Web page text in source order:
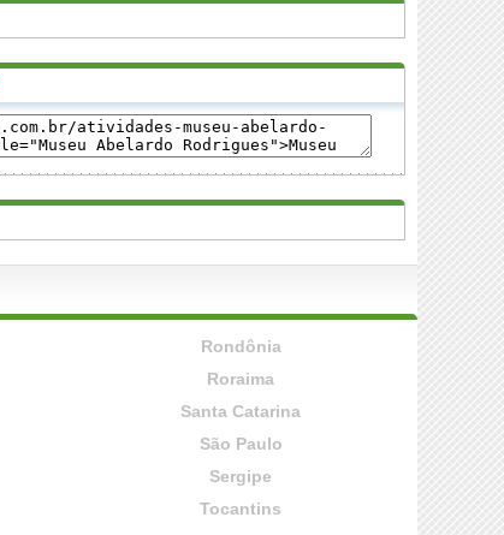
Rondônia
Roraima
Santa Catarina
São Paulo
Sergipe
Tocantins